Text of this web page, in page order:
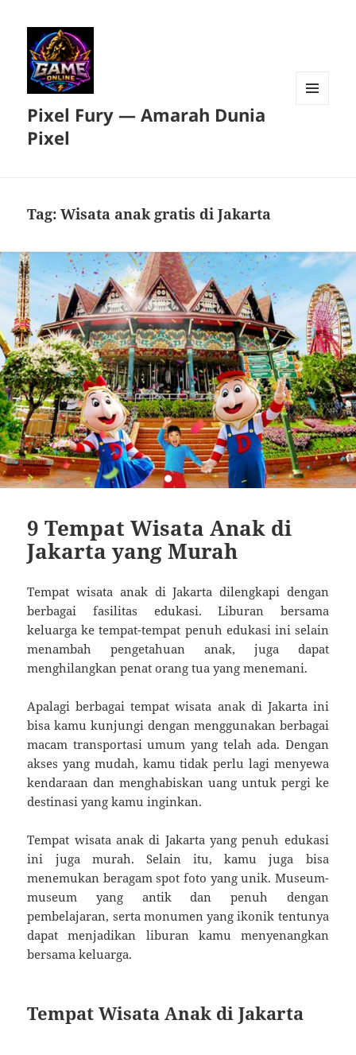
Pixel Fury — Amarah Dunia
Pixel
Tag:Wisata anak gratis di Jakarta
9 Tempat Wisata Anak di
Jakarta yang Murah
Tempat wisata anak di Jakarta dilengkapi dengan
berbagai fasilitas edukasi. Liburan bersama
keluarga ke tempat-tempat penuh edukasi ini selain
menambah pengetahuan anak, juga dapat
menghilangkan penat orang tua yang menemani.
Apalagi berbagai tempat wisata anak di Jakarta ini
bisa kamu kunjungi dengan menggunakan berbagai
macam transportasi umum yang telah ada. Dengan
akses yang mudah, kamu tidak perlu lagi menyewa
kendaraan dan menghabiskan uang untuk pergi ke
destinasi yang kamu inginkan.
Tempat wisata anak di Jakarta yang penuh edukasi
ini juga murah. Selain itu, kamu juga bisa
menemukan beragam spot foto yang unik. Museum-
museum yang antik dan penuh dengan
pembelajaran, serta monumen yang ikonik tentunya
dapat menjadikan liburan kamu menyenangkan
bersama keluarga.
Tempat Wisata Anak di Jakarta